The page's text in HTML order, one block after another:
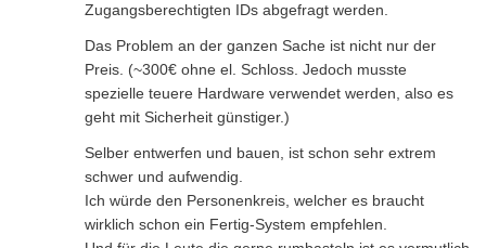
Zugangsberechtigten IDs abgefragt werden.
Das Problem an der ganzen Sache ist nicht nur der
Preis. (~300€ ohne el. Schloss. Jedoch musste
spezielle teuere Hardware verwendet werden, also es
geht mit Sicherheit günstiger.)
Selber entwerfen und bauen, ist schon sehr extrem
schwer und aufwendig.
Ich würde den Personenkreis, welcher es braucht
wirklich schon ein Fertig-System empfehlen.